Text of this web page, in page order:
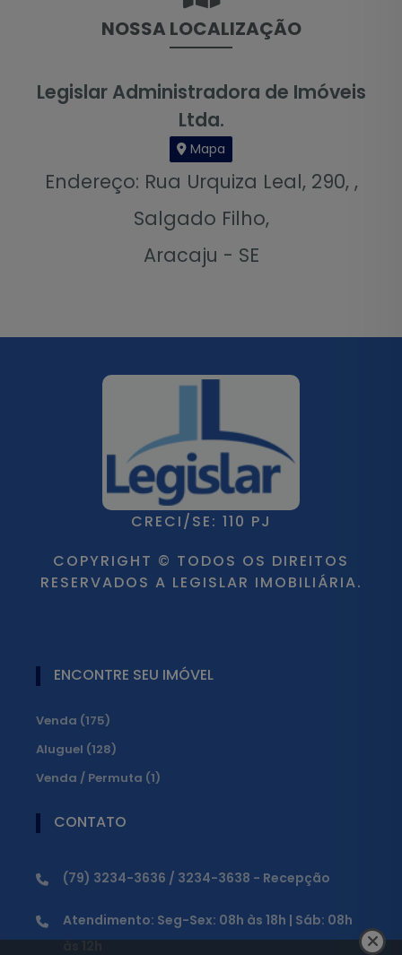
NOSSA LOCALIZAÇÃO
Legislar Administradora de Imóveis
Ltda.
Mapa
Endereço: Rua Urquiza Leal, 290, ,
Salgado Filho,
Aracaju - SE
CRECI/SE: 110 PJ
COPYRIGHT © TODOS OS DIREITOS
RESERVADOS A LEGISLAR IMOBILIÁRIA.
ENCONTRE SEU IMÓVEL
Venda (175)
Aluguel (128)
Venda / Permuta (1)
CONTATO
(79) 3234-3636 / 3234-3638 - Recepção
Atendimento: Seg-Sex: 08h às 18h | Sáb: 08h
às 12h